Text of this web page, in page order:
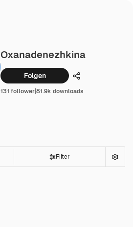
Oxanadenezhkina
Folgen Teilen
131 follower|81.9k downloads
Filter